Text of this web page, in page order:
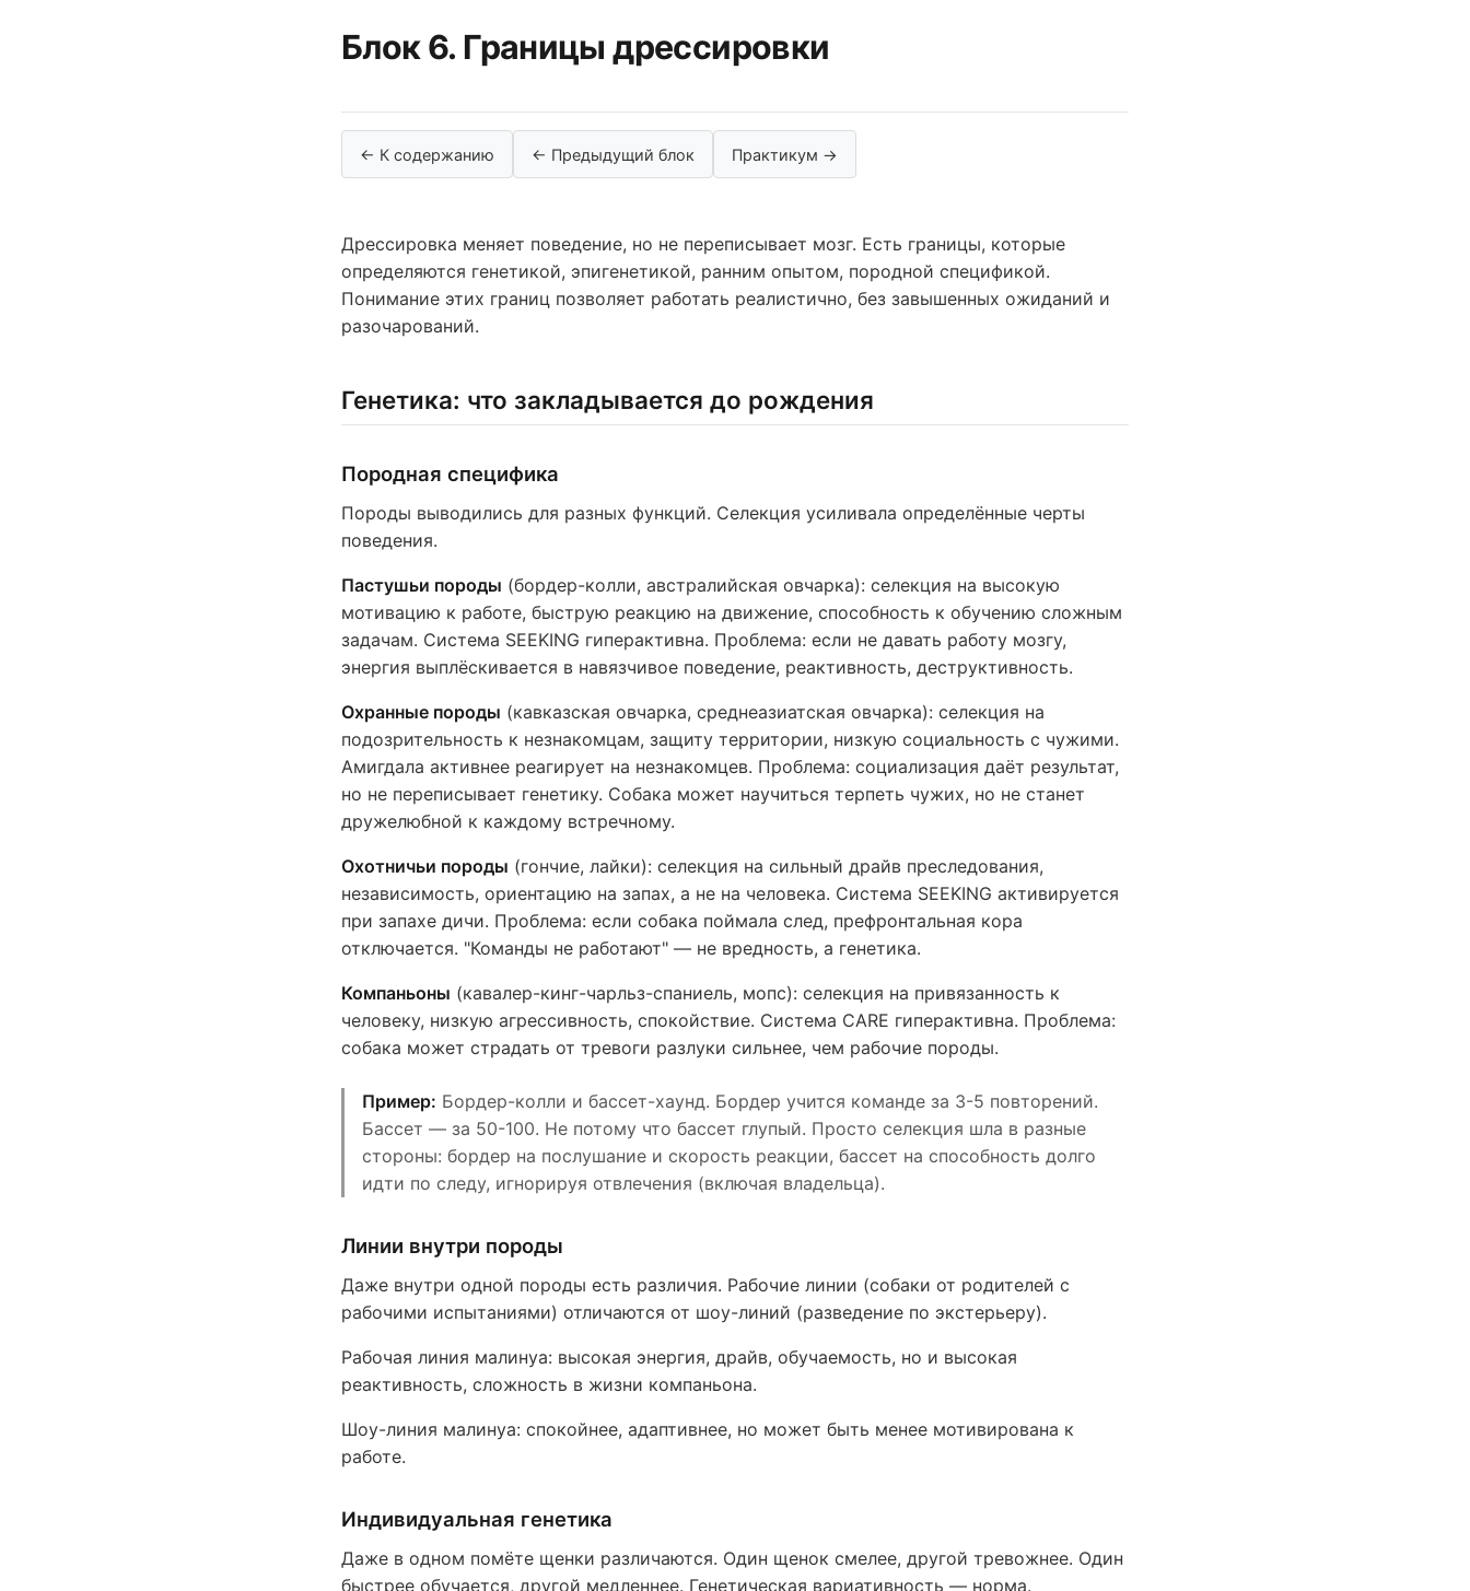
Блок 6. Границы дрессировки
← К содержанию ← Предыдущий блок Практикум →
Дрессировка меняет поведение, но не переписывает мозг. Есть границы, которые
определяются генетикой, эпигенетикой, ранним опытом, породной спецификой.
Понимание этих границ позволяет работать реалистично, без завышенных ожиданий и
разочарований.
Генетика: что закладывается до рождения
Породная специфика
Породы выводились для разных функций. Селекция усиливала определённые черты
поведения.
Пастушьи породы (бордер-колли, австралийская овчарка): селекция на высокую
мотивацию к работе, быструю реакцию на движение, способность к обучению сложным
задачам. Система SEEKING гиперактивна. Проблема: если не давать работу мозгу,
энергия выплёскивается в навязчивое поведение, реактивность, деструктивность.
Охранные породы (кавказская овчарка, среднеазиатская овчарка): селекция на
подозрительность к незнакомцам, защиту территории, низкую социальность с чужими.
Амигдала активнее реагирует на незнакомцев. Проблема: социализация даёт результат,
но не переписывает генетику. Собака может научиться терпеть чужих, но не станет
дружелюбной к каждому встречному.
Охотничьи породы (гончие, лайки): селекция на сильный драйв преследования,
независимость, ориентацию на запах, а не на человека. Система SEEKING активируется
при запахе дичи. Проблема: если собака поймала след, префронтальная кора
отключается. "Команды не работают" — не вредность, а генетика.
Компаньоны (кавалер-кинг-чарльз-спаниель, мопс): селекция на привязанность к
человеку, низкую агрессивность, спокойствие. Система CARE гиперактивна. Проблема:
собака может страдать от тревоги разлуки сильнее, чем рабочие породы.
Пример: Бордер-колли и бассет-хаунд. Бордер учится команде за 3-5 повторений.
Бассет — за 50-100. Не потому что бассет глупый. Просто селекция шла в разные
стороны: бордер на послушание и скорость реакции, бассет на способность долго
идти по следу, игнорируя отвлечения (включая владельца).
Линии внутри породы
Даже внутри одной породы есть различия. Рабочие линии (собаки от родителей с
рабочими испытаниями) отличаются от шоу-линий (разведение по экстерьеру).
Рабочая линия малинуа: высокая энергия, драйв, обучаемость, но и высокая
реактивность, сложность в жизни компаньона.
Шоу-линия малинуа: спокойнее, адаптивнее, но может быть менее мотивирована к
работе.
Индивидуальная генетика
Даже в одном помёте щенки различаются. Один щенок смелее, другой тревожнее. Один
быстрее обучается, другой медленнее. Генетическая вариативность — норма.